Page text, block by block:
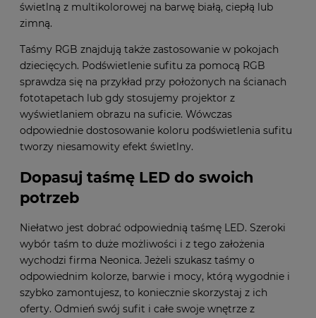
świetlną z multikolorowej na barwę białą, ciepłą lub
zimną.
Taśmy RGB znajdują także zastosowanie w pokojach
dziecięcych. Podświetlenie sufitu za pomocą RGB
sprawdza się na przykład przy położonych na ścianach
fototapetach lub gdy stosujemy projektor z
wyświetlaniem obrazu na suficie. Wówczas
odpowiednie dostosowanie koloru podświetlenia sufitu
tworzy niesamowity efekt świetlny.
Dopasuj taśmę LED do swoich
potrzeb
Niełatwo jest dobrać odpowiednią taśmę LED. Szeroki
wybór taśm to duże możliwości i z tego założenia
wychodzi firma Neonica. Jeżeli szukasz taśmy o
odpowiednim kolorze, barwie i mocy, którą wygodnie i
szybko zamontujesz, to koniecznie skorzystaj z ich
oferty. Odmień swój sufit i całe swoje wnętrze z